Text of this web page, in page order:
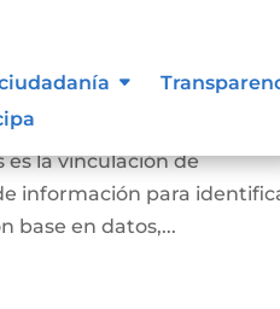
e
la vinculación de
información para
base en datos,...